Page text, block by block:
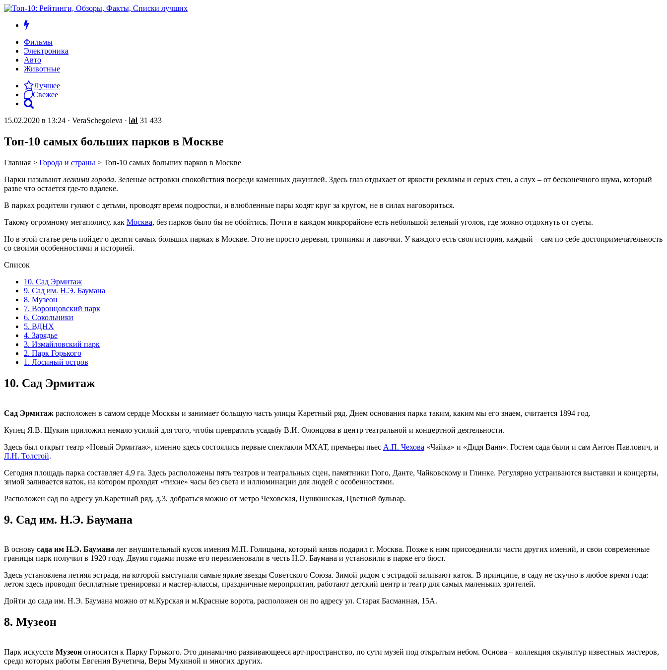
Фильмы
Электроника
Авто
Животные
Лучшее
Свежее
15.02.2020 в 13:24 · VeraSchegoleva · 31 433
Топ-10 самых больших парков в Москве
Главная > Города и страны > Топ-10 самых больших парков в Москве
Парки называют легкими города. Зеленые островки спокойствия посреди каменных джунглей. Здесь глаз отдыхает от яркости рекламы и серых стен, а слух – от бесконечного шума, который
разве что остается где-то вдалеке.
В парках родители гуляют с детьми, проводят время подростки, и влюбленные пары ходят круг за кругом, не в силах наговориться.
Такому огромному мегаполису, как Москва, без парков было бы не обойтись. Почти в каждом микрорайоне есть небольшой зеленый уголок, где можно отдохнуть от суеты.
Но в этой статье речь пойдет о десяти самых больших парках в Москве. Это не просто деревья, тропинки и лавочки. У каждого есть своя история, каждый – сам по себе достопримечательность
со своими особенностями и историей.
Список
10. Сад Эрмитаж
9. Сад им. Н.Э. Баумана
8. Музеон
7. Воронцовский парк
6. Сокольники
5. ВДНХ
4. Зарядье
3. Измайловский парк
2. Парк Горького
1. Лосиный остров
10. Сад Эрмитаж
Сад Эрмитаж расположен в самом сердце Москвы и занимает большую часть улицы Каретный ряд. Днем основания парка таким, каким мы его знаем, считается 1894 год.
Купец Я.В. Щукин приложил немало усилий для того, чтобы превратить усадьбу В.И. Олонцова в центр театральной и концертной деятельности.
Здесь был открыт театр «Новый Эрмитаж», именно здесь состоялись первые спектакли МХАТ, премьеры пьес А.П. Чехова «Чайка» и «Дядя Ваня». Гостем сада были и сам Антон Павлович, и
Л.Н. Толстой.
Сегодня площадь парка составляет 4,9 га. Здесь расположены пять театров и театральных сцен, памятники Гюго, Данте, Чайковскому и Глинке. Регулярно устраиваются выставки и концерты,
зимой заливается каток, на котором проходят «тихие» часы без света и иллюминации для людей с особенностями.
Расположен сад по адресу ул.Каретный ряд, д.3, добраться можно от метро Чеховская, Пушкинская, Цветной бульвар.
9. Сад им. Н.Э. Баумана
В основу сада им Н.Э. Баумана лег внушительный кусок имения М.П. Голицына, который князь подарил г. Москва. Позже к ним присоединили части других имений, и свои современные
границы парк получил в 1920 году. Двумя годами позже его переименовали в честь Н.Э. Баумана и установили в парке его бюст.
Здесь установлена летняя эстрада, на которой выступали самые яркие звезды Советского Союза. Зимой рядом с эстрадой заливают каток. В принципе, в саду не скучно в любое время года:
летом здесь проводят бесплатные тренировки и мастер-классы, праздничные мероприятия, работают детский центр и театр для самых маленьких зрителей.
Дойти до сада им. Н.Э. Баумана можно от м.Курская и м.Красные ворота, расположен он по адресу ул. Старая Басманная, 15А.
8. Музеон
Парк искусств Музеон относится к Парку Горького. Это динамично развивающееся арт-пространство, по сути музей под открытым небом. Основа – коллекция скульптур известных мастеров,
среди которых работы Евгения Вучетича, Веры Мухиной и многих других.